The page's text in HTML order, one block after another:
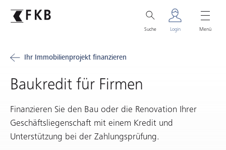
Suche Login Menü
Ihr Immobilienprojekt finanzieren
Baukredit für Firmen
Finanzieren Sie den Bau oder die Renovation Ihrer
Geschäftsliegenschaft mit einem Kredit und
Unterstützung bei der Zahlungsprüfung.